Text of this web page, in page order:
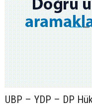
UBP – YDP – DP